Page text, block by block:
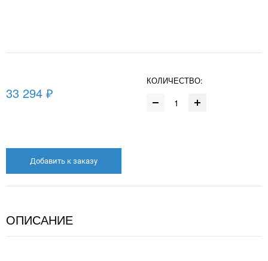
33 294 ₽
КОЛИЧЕСТВО:
Добавить к заказу
ОПИСАНИЕ